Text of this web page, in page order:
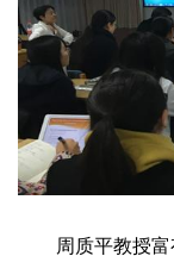
周质平教授